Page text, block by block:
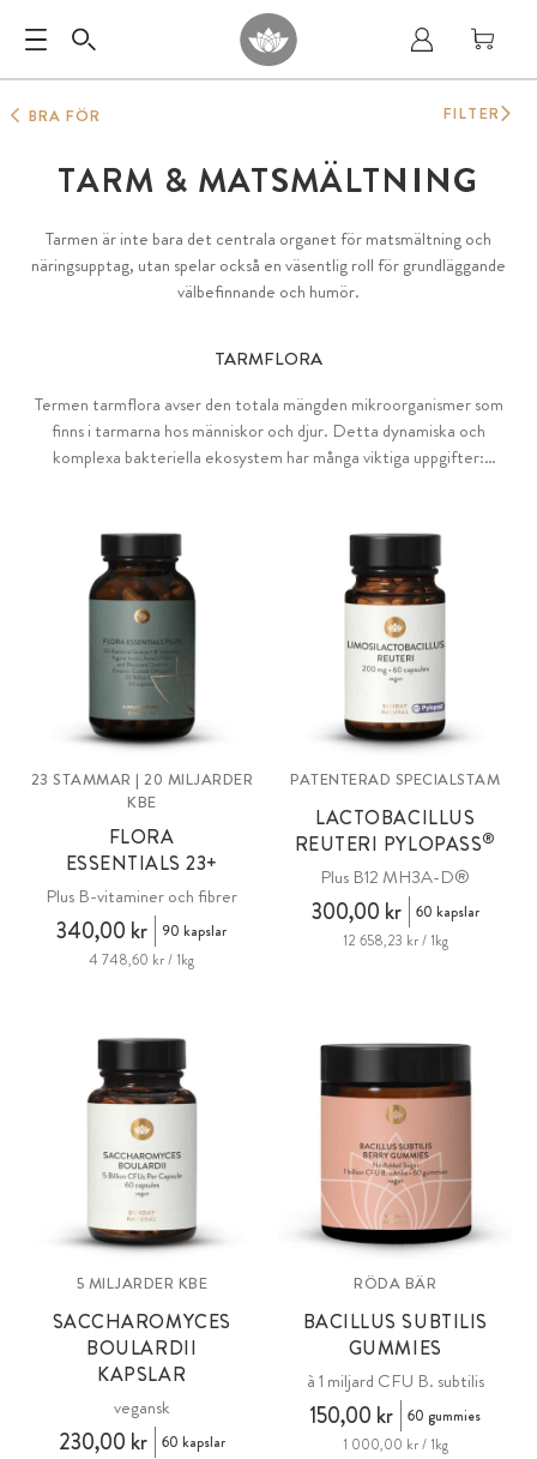
BRA FÖR
TARM & MATSMÄLTNING
Tarmen är inte bara det centrala organet för matsmältning och
näringsupptag, utan spelar också en väsentlig roll för grundläggande
välbefinnande och humör.
TARMFLORA
Termen tarmflora avser den totala mängden mikroorganismer som
finns i tarmarna hos människor och djur. Detta dynamiska och
komplexa bakteriella ekosystem har många viktiga uppgifter:
23 STAMMAR | 20 MILJARDER
KBE
FLORA
ESSENTIALS 23+
Plus B-vitaminer och fibrer
340,00 kr
90 kapslar
4 748,60 kr / 1kg
PATENTERAD SPECIALSTAM
LACTOBACILLUS
REUTERI PYLOPASS®
Plus B12 MH3A-D®
300,00 kr
60 kapslar
12 658,23 kr / 1kg
5 MILJARDER KBE
SACCHAROMYCES
BOULARDII
KAPSLAR
vegansk
230,00 kr
60 kapslar
RÖDA BÄR
BACILLUS SUBTILIS
GUMMIES
à 1 miljard CFU B. subtilis
150,00 kr
60 gummies
1 000,00 kr / 1kg
FILTER